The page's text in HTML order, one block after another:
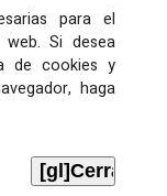
para el
Si desea
de cookies y
haga